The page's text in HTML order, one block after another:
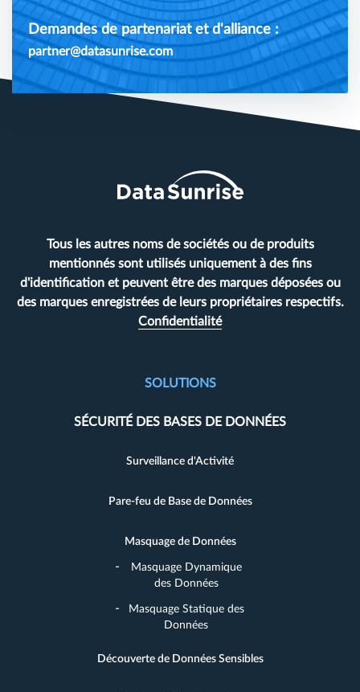
Demandes de partenariat et d'alliance :
partner@datasunrise.com
Tous les autres noms de sociétés ou de produits
mentionnés sont utilisés uniquement à des fins
d'identification et peuvent être des marques déposées ou
des marques enregistrées de leurs propriétaires respectifs.
Confidentialité
SOLUTIONS
SÉCURITÉ DES BASES DE DONNÉES
Surveillance d'Activité
Pare-feu de Base de Données
Masquage de Données
Masquage Dynamique
des Données
Masquage Statique des
Données
Découverte de Données Sensibles